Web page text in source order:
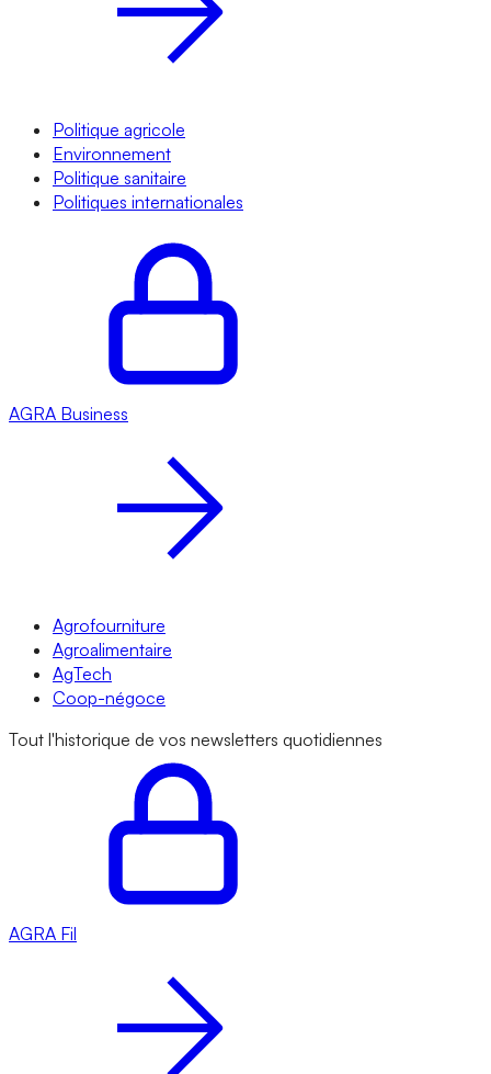
Politique agricole
Environnement
Politique sanitaire
Politiques internationales
AGRA Business
Agrofourniture
Agroalimentaire
AgTech
Coop-négoce
Tout l'historique de vos newsletters quotidiennes
AGRA Fil